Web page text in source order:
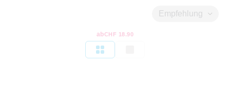
Empfehlung
abCHF 18.90